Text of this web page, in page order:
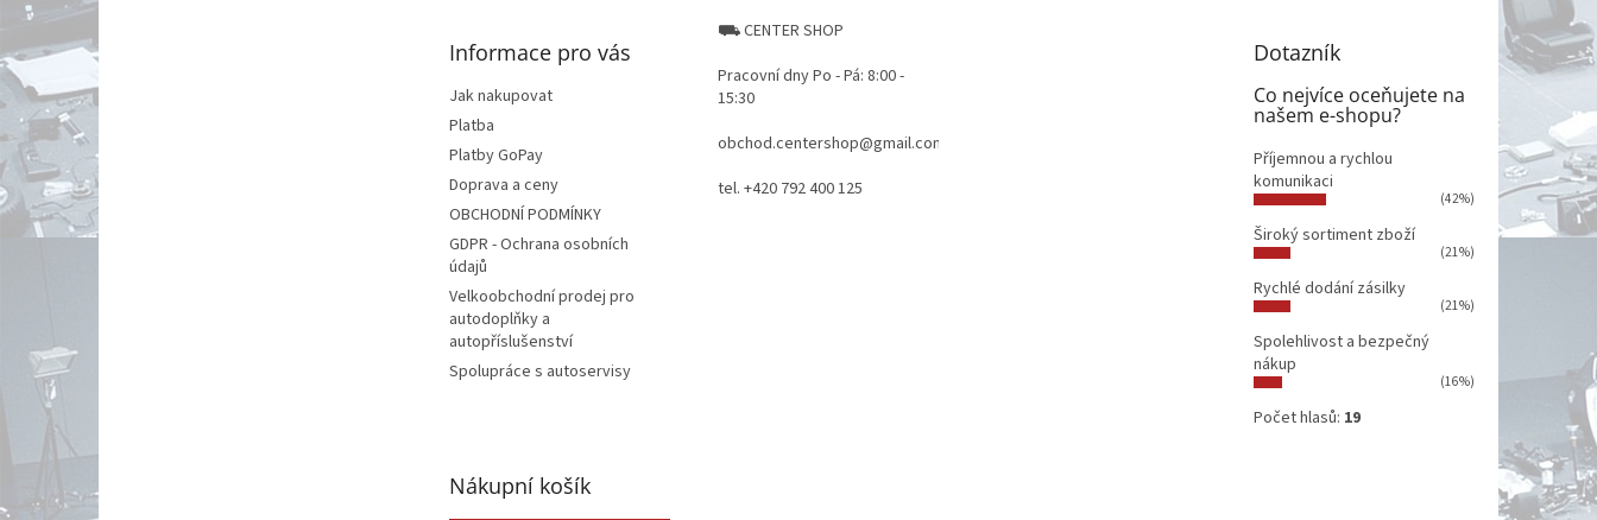
í
Informace pro vás
Jak nakupovat
Platba
Platby GoPay
Doprava a ceny
OBCHODNÍ PODMÍNKY
GDPR - Ochrana osobních
údajů
Velkoobchodní prodej pro
autodoplňky a
autopříslušenství
Spolupráce s autoservisy
⛟ CENTER SHOP
Pracovní dny Po - Pá: 8:00 -
15:30
obchod.centershop@gmail.com
tel. +420 792 400 125
Dotazník
Co nejvíce oceňujete na
našem e-shopu?
Příjemnou a rychlou
komunikaci
(42%)
Široký sortiment zboží
(21%)
Rychlé dodání zásilky
(21%)
Spolehlivost a bezpečný
nákup
(16%)
Počet hlasů: 19
Nákupní košík